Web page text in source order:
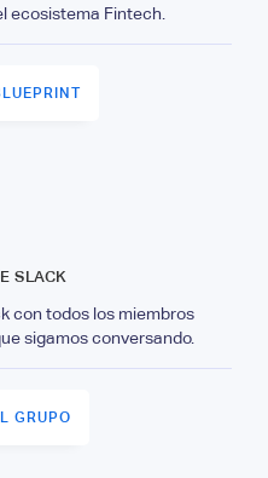
ecosistema Fintech.
SLACK
con todos los miembros
sigamos conversando.
GRUPO